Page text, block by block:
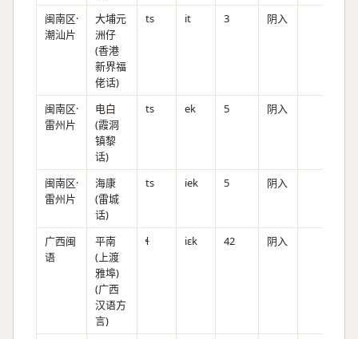
闽南区·
潮汕片
大埔元
洲仔
(香港
新界福
佬话)
ts it 3 阴入
闽南区·
雷州片
电白
(霞洞
镇黎
话)
ts ek 5 阴入
闽南区·
雷州片
海康
(雷城
话)
ts iek 5 阴入
广西闽
语
平南
(上渡
雅埠)
(广西
汉语方
言)
ɬ iɛk 42 阴入